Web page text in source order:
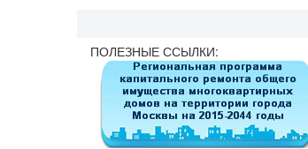
ПОЛЕЗНЫЕ ССЫЛКИ: